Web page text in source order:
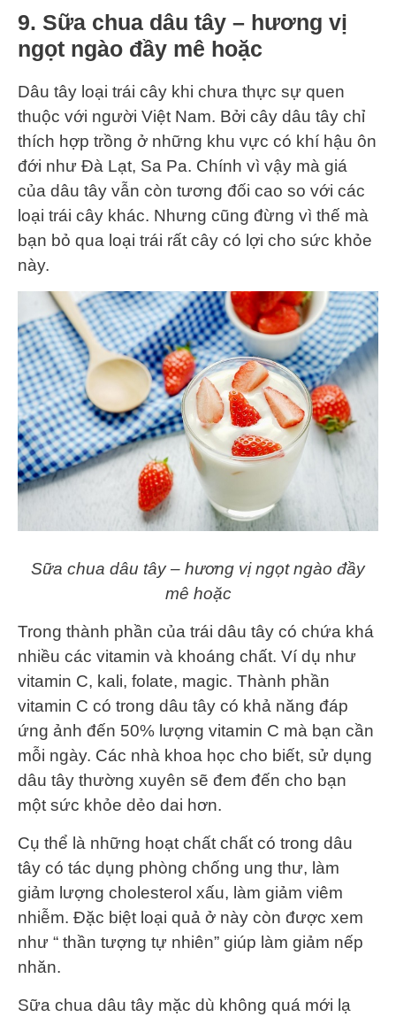
9. Sữa chua dâu tây – hương vị
ngọt ngào đầy mê hoặc
Dâu tây loại trái cây khi chưa thực sự quen
thuộc với người Việt Nam. Bởi cây dâu tây chỉ
thích hợp trồng ở những khu vực có khí hậu ôn
đới như Đà Lạt, Sa Pa. Chính vì vậy mà giá
của dâu tây vẫn còn tương đối cao so với các
loại trái cây khác. Nhưng cũng đừng vì thế mà
bạn bỏ qua loại trái rất cây có lợi cho sức khỏe
này.
Sữa chua dâu tây – hương vị ngọt ngào đầy
mê hoặc
Trong thành phần của trái dâu tây có chứa khá
nhiều các vitamin và khoáng chất. Ví dụ như
vitamin C, kali, folate, magic. Thành phần
vitamin C có trong dâu tây có khả năng đáp
ứng ảnh đến 50% lượng vitamin C mà bạn cần
mỗi ngày. Các nhà khoa học cho biết, sử dụng
dâu tây thường xuyên sẽ đem đến cho bạn
một sức khỏe dẻo dai hơn.
Cụ thể là những hoạt chất chất có trong dâu
tây có tác dụng phòng chống ung thư, làm
giảm lượng cholesterol xấu, làm giảm viêm
nhiễm. Đặc biệt loại quả ở này còn được xem
như “ thần tượng tự nhiên” giúp làm giảm nếp
nhăn.
Sữa chua dâu tây mặc dù không quá mới lạ